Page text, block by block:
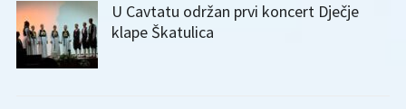
U Cavtatu održan prvi koncert Dječje
klape Škatulica